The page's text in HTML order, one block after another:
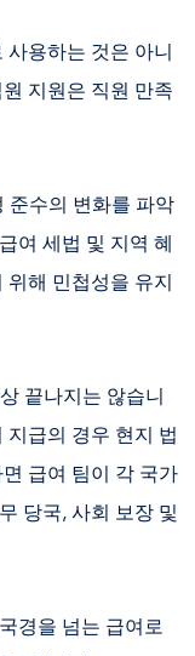
용하는 것은 아니
지원은 직원 만족
준수의 변화를 파악
여 세법 및 지역 혜
해 민첩성을 유지
끝나지는 않습니
지급의 경우 현지 법
급여 팀이 각 국가
당국, 사회 보장 및
경을 넘는 급여로